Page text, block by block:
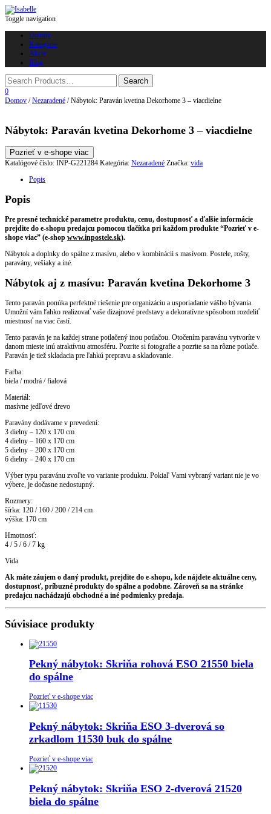
Toggle navigation
Domov
Kategórie
Akcie
Blog
0
Domov /Nezaradené / Nábytok: Paraván kvetina Dekorhome 3 – viacdielne
Nábytok: Paraván kvetina Dekorhome 3 – viacdielne
Pozrieť v e-shope viac
Katalógové číslo: INP-G221284 Kategória: Nezaradené Značka: vida
Popis
Popis
Pre presné technické parametre produktu, cenu, dostupnosť a ďalšie informácie
prejdite do e-shopu predajcu pomocou tlačítka pri každom produkte “Pozrieť v e-
shope viac” (e-shop www.inpostele.sk).
Nábytok a doplnky do spálne z masívu, alebo v kombinácii s masívom. Postele, rošty,
paravány, vešiaky a iné.
Nábytok aj z masívu: Paraván kvetina Dekorhome 3
Tento paraván ponúka perfektné riešenie pre organizáciu a usporiadanie vášho bývania.
Umožní vám ľahko realizovať vaše dizajnové predstavy a dekoratívne spôsobom rozdeliť
miestnosť na viac častí.
Tento paraván je na každej strane potlačený inou potlačou. Otočením paravánu vytvoríte v
danom mieste inú atraktívnu atmosféru. Pozrite si fotografie a pozrite sa na rôzne potlače.
Paraván je tiež skladacia pre ľahkú prepravu a skladovanie.
Farba:
biela / modrá / fialová
Materiál:
masívne jedľové drevo
Paravány dodávame v prevedení:
3 dielny – 120 x 170 cm
4 dielny – 160 x 170 cm
5 dielny – 200 x 170 cm
6 dielny – 240 x 170 cm
Výber typu paravánu zvoľte vo variante produktu. Pokiaľ Vami vybraný variant nie je vo
výbere, je dočasne nedostupný.
Rozmery:
šírka: 120 / 160 / 200 / 214 cm
výška: 170 cm
Hmotnosť:
4 / 5 / 6 / 7 kg
Vida
Ak máte záujem o daný produkt, prejdite do e-shopu, kde nájdete aktuálne ceny,
dostupnosť, príbuzné produkty do spálne a podobne. Zároveň sa na stránke
predajcu nachádzajú obchodné a iné podmienky predaja.
Súvisiace produkty
Pekný nábytok: Skriňa rohová ESO 21550 biela
do spálne
Pozrieť v e-shope viac
Pekný nábytok: Skriňa ESO 3-dverová so
zrkadlom 11530 buk do spálne
Pozrieť v e-shope viac
Pekný nábytok: Skriňa ESO 2-dverová 21520
biela do spálne